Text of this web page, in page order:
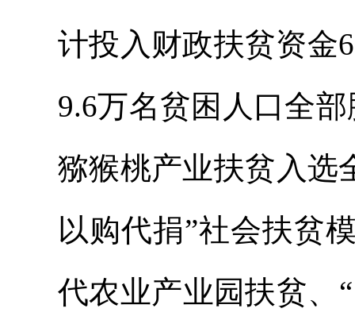
计投入财政扶贫资金
9.6万名贫困人口全
猕猴桃产业扶贫入选
以购代捐”社会扶贫
代农业产业园扶贫、